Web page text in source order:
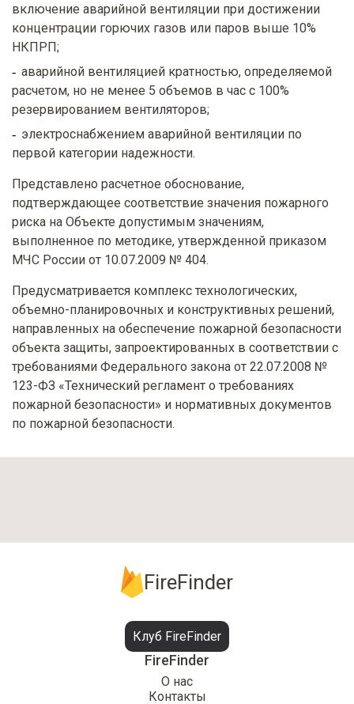
включение аварийной вентиляции при достижении
концентрации горючих газов или паров выше 10%
НКПРП;
аварийной вентиляцией кратностью, определяемой
расчетом, но не менее 5 объемов в час с 100%
резервированием вентиляторов;
электроснабжением аварийной вентиляции по
первой категории надежности.
Представлено расчетное обоснование,
подтверждающее соответствие значения пожарного
риска на Объекте допустимым значениям,
выполненное по методике, утвержденной приказом
МЧС России от 10.07.2009 № 404.
Предусматривается комплекс технологических,
объемно-планировочных и конструктивных решений,
направленных на обеспечение пожарной безопасности
объекта защиты, запроектированных в соответствии с
требованиями Федерального закона от 22.07.2008 №
123-ФЗ «Технический регламент о требованиях
пожарной безопасности» и нормативных документов
по пожарной безопасности.
FireFinder
Клуб FireFinder
FireFinder
О нас
Контакты